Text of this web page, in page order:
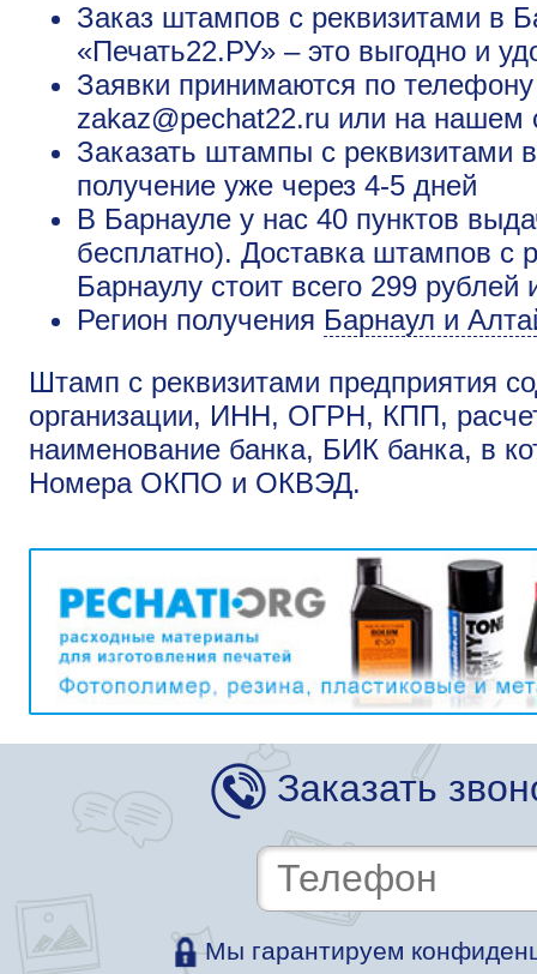
Заказ штампов с реквизитами в
«Печать22.РУ» – это выгодно и
Заявки принимаются по
zakaz@pechat22.ru или на нашем
Заказать штампы с реквизитами
получение уже через 4-5 дней
В Барнауле у нас 40 пунктов
бесплатно). Доставка штампов с
Барнаулу стоит всего 299 рублей
Регион получения Барнаул и
Штамп с реквизитами предприятия
организации, ИНН, ОГРН, КПП,
наименование банка, БИК банка, в
Номера ОКПО и ОКВЭД.
Заказать
Мы гарантируем